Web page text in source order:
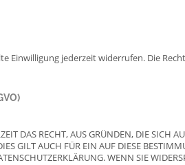
Einwilligung jederzeit widerrufen. Die
DAS RECHT, AUS GRÜNDEN, DIE SICH
GILT AUCH FÜR EIN AUF DIESE
WENN SIE